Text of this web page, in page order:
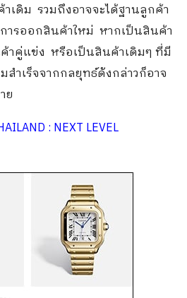
เดิม รวมถึงอาจจะได้ฐานลูกค้า
ารออกสินค้าใหม่ หากเป็นสินค้า
าคู่แข่ง หรือเป็นสินค้าเดิมๆ ที่มี
สำเร็จจากกลยุทธ์ดังกล่าวก็อาจ
ย